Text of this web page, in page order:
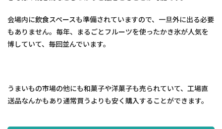
会場内に飲食スペースも準備されていますので、一旦外に出る必要
もありません。毎年、まるごとフルーツを使ったかき氷が人気を
博していて、毎回並んでいます。
うまいもの市場の他にも和菓子や洋菓子も売られていて、工場直
送品なんかもあり通常買うよりも安く購入することができます。